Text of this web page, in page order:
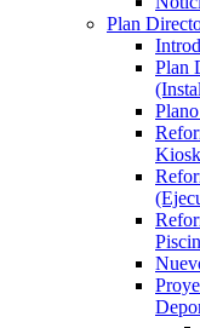
Plan
Plan